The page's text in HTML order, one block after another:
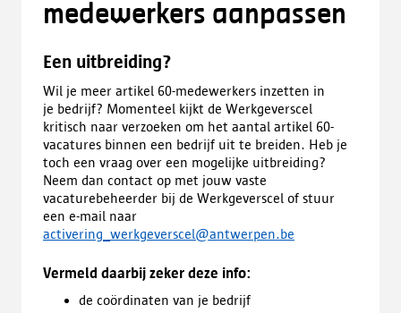
medewerkers aanpassen
Een uitbreiding?
Wil je meer artikel 60-medewerkers inzetten in
je bedrijf? Momenteel kijkt de Werkgeverscel
kritisch naar verzoeken om het aantal artikel 60-
vacatures binnen een bedrijf uit te breiden. Heb je
toch een vraag over een mogelijke uitbreiding?
Neem dan contact op met jouw vaste
vacaturebeheerder bij de Werkgeverscel of stuur
een e-mail naar
activering_werkgeverscel@antwerpen.be
Vermeld daarbij zeker deze info:
de coördinaten van je bedrijf